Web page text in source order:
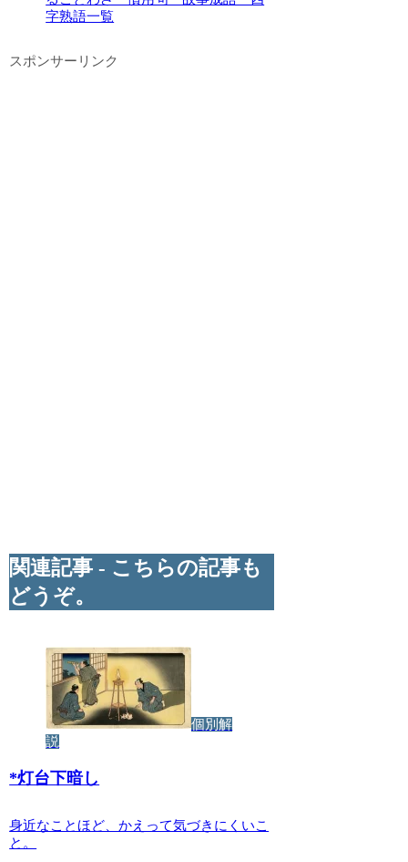
字熟語一覧
スポンサーリンク
関連記事 - こちらの記事も
どうぞ。
個別解
説
*灯台下暗し
身近なことほど、かえって気づきにくいこ
と。